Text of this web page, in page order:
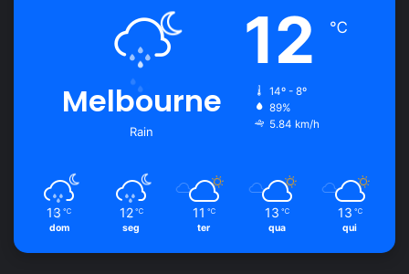
Melbourne
Rain
12 ℃
14º - 8º
89%
5.84 km/h
13 ℃
dom
12 ℃
seg
11 ℃
ter
13 ℃
qua
13 ℃
qui